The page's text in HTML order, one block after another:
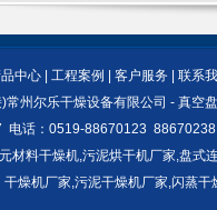
中心| 工程案例 客户服务| 联系
)常州尔乐干燥设备有限公司 - 真空
话：0519-88670123
材料干燥机,污泥烘干机厂家,盘式
干燥机厂家,污泥干燥机厂家,闪蒸干